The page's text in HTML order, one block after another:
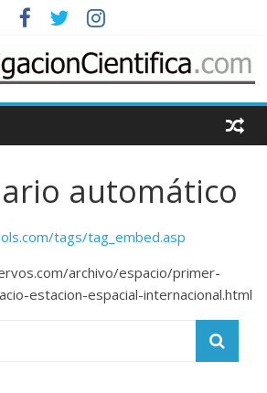
automático
tags/tag_embed.asp
archivo/espacio/primer-
estacion-espacial-internacional.html